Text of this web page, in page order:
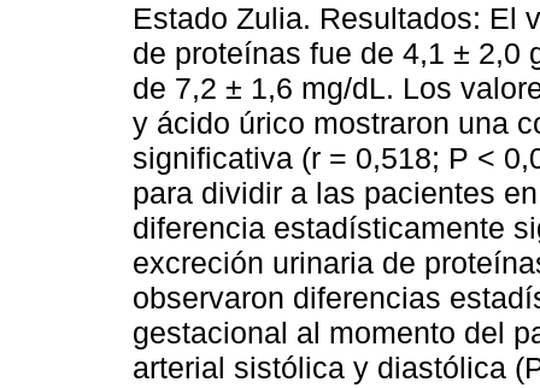
Estado Zulia. Resultados: El
de proteínas fue de 4,1 ± 2,0
de 7,2 ± 1,6 mg/dL. Los
y ácido úrico mostraron una
significativa (r = 0,518; P <
para dividir a las pacientes
diferencia estadísticamente
excreción urinaria de
observaron diferencias
gestacional al momento del
arterial sistólica y diastólica